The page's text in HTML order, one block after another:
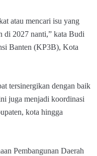
atau mencari isu yang
di 2027 nanti,” kata Budi
Banten (KP3B), Kota
tersinergikan dengan baik
juga menjadi koordinasi
kota hingga
Pembangunan Daerah